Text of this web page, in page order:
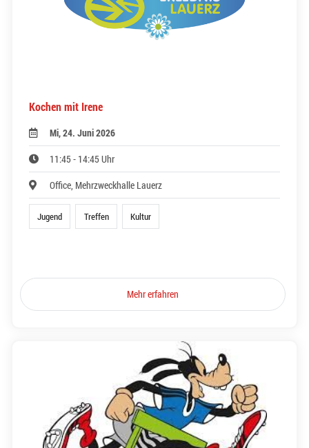
Kochen mit Irene
Mi, 24. Juni 2026
11:45 - 14:45 Uhr
Office, Mehrzweckhalle Lauerz
Jugend Treffen Kultur
Mehr erfahren